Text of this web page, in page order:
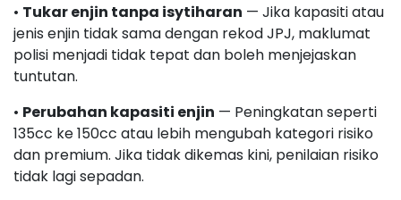
• Tukar enjin tanpa isytiharan — Jika kapasiti atau
jenis enjin tidak sama dengan rekod JPJ, maklumat
polisi menjadi tidak tepat dan boleh menjejaskan
tuntutan.
• Perubahan kapasiti enjin — Peningkatan seperti
135cc ke 150cc atau lebih mengubah kategori risiko
dan premium. Jika tidak dikemas kini, penilaian risiko
tidak lagi sepadan.